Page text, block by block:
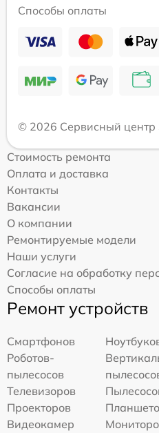
Способы оплаты
© 2026 Сервисный центр
Стоимость ремонта
Оплата и доставка
Контакты
Вакансии
О компании
Ремонтируемые модели
Наши услуги
Согласие на обработку
Способы оплаты
Ремонт устройств
Смартфонов
Роботов-
пылесосов
Телевизоров
Проекторов
Видеокамер